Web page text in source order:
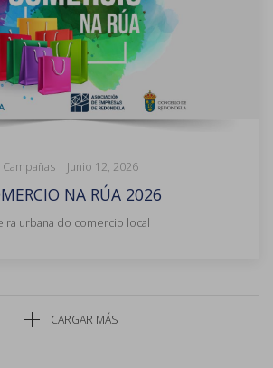
Campañas | Junio 12, 2026
NA RÚA 2026
urbana do comercio local
CARGAR MÁS